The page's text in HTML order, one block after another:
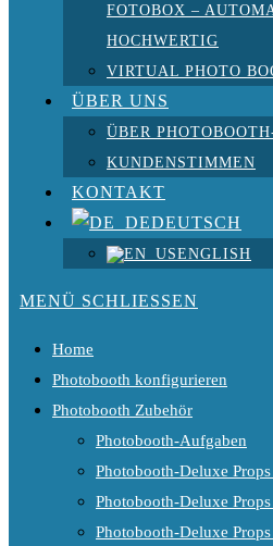
FOTOBOX –
HOCHWERTIG
VIRTUAL PHOTO
ÜBER UNS
ÜBER
KUNDENSTIMMEN
KONTAKT
DEUTSCH
ENGLISH
MENÜ SCHLIESSEN
Home
Photobooth konfigurieren
Photobooth Zubehör
Photobooth-Aufgaben
Photobooth-Deluxe
Photobooth-Deluxe
Photobooth-Deluxe Props